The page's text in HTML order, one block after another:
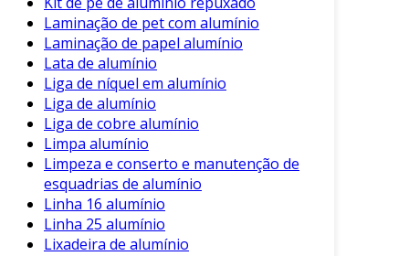
Veículos de Passageiros: Carros de
passeio de alta performance se
beneficiam do alumínio para melhorar a
agilidade e reduzir consumo de
combustível.
Transporte de Cargas Sensíveis
resistência térmica do alumínio é ideal
para transporte de cargas que exigem
cuidados especiais, como produtos
químicos e alimentos.
Veículos Elétricos e Híbridos
Laminação de pet com alumínio
Laminação de papel alumínio
Lata de alumínio
Liga de níquel em alumínio
Liga de alumínio
Liga de cobre alumínio
Limpa alumínio
Limpeza e conserto e manutenção de
esquadrias de alumínio
Linha 16 alumínio
Linha 25 alumínio
Lixadeira de alumínio